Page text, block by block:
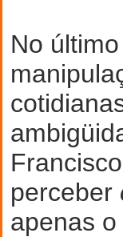
No
perceber
apenas